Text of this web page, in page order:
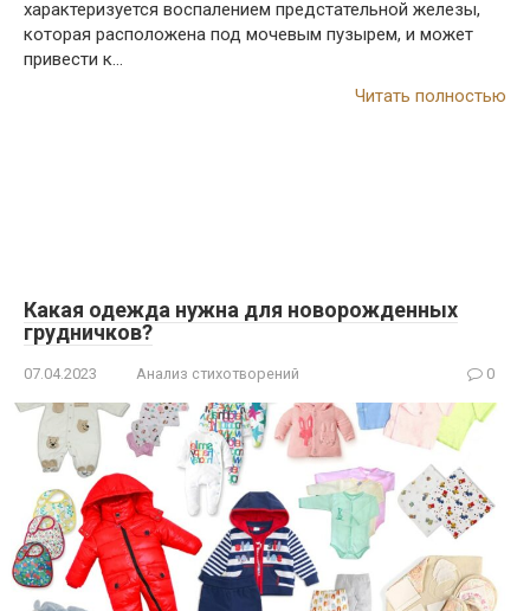
характеризуется воспалением предстательной железы,
которая расположена под мочевым пузырем, и может
привести к…
Читать полностью
Какая одежда нужна для новорожденных
грудничков?
07.04.2023 Анализ стихотворений 0